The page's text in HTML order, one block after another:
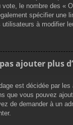
le nombre des «
spécifier une
à modifier
ajouter plus
est décidée par
que vous pouvez
de demander à un